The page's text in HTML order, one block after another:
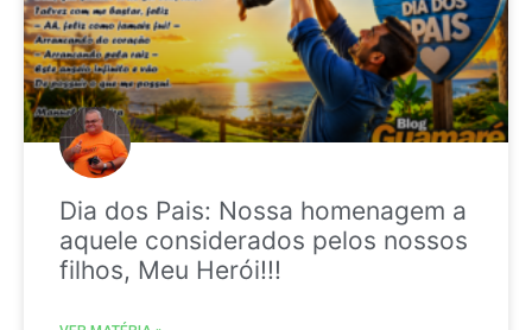
Dia dos Pais: Nossa homenagem a
aquele considerados pelos nossos
filhos, Meu Herói!!!